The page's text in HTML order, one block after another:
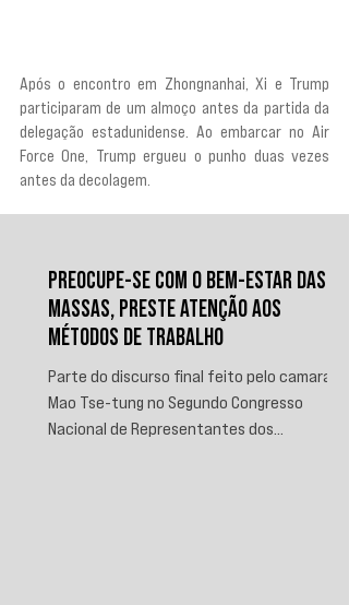
Após o encontro em Zhongnanhai, Xi e Trump
participaram de um almoço antes da partida da
delegação estadunidense. Ao embarcar no Air
Force One, Trump ergueu o punho duas vezes
antes da decolagem.
PREOCUPE-SE COM O BEM-ESTAR DAS
MASSAS, PRESTE ATENÇÃO AOS
MÉTODOS DE TRABALHO
Parte do discurso final feito pelo camarada
Mao Tse-tung no Segundo Congresso
Nacional de Representantes dos